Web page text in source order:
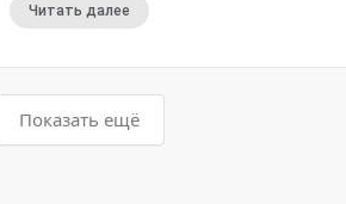
Читать далее
Показать ещё